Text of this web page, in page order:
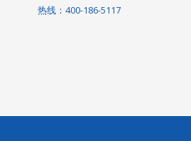
热线：400-186-5117